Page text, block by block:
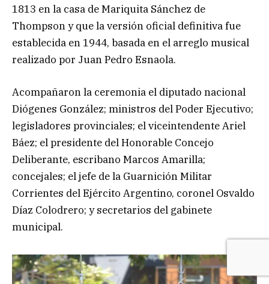
1813 en la casa de Mariquita Sánchez de
Thompson y que la versión oficial definitiva fue
establecida en 1944, basada en el arreglo musical
realizado por Juan Pedro Esnaola.
Acompañaron la ceremonia el diputado nacional
Diógenes González; ministros del Poder Ejecutivo;
legisladores provinciales; el viceintendente Ariel
Báez; el presidente del Honorable Concejo
Deliberante, escribano Marcos Amarilla;
concejales; el jefe de la Guarnición Militar
Corrientes del Ejército Argentino, coronel Osvaldo
Díaz Colodrero; y secretarios del gabinete
municipal.